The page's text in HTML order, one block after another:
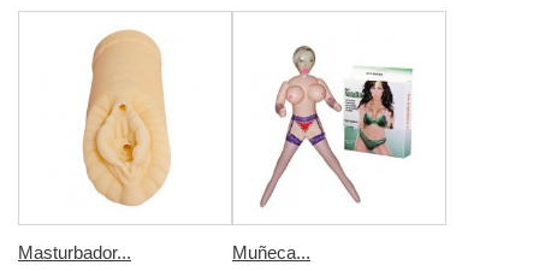
Masturbador... Muñeca...